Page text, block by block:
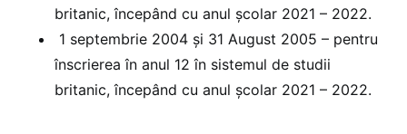
britanic, începând cu anul școlar 2021 – 2022.
1 septembrie 2004 și 31 August 2005 – pentru
înscrierea în anul 12 în sistemul de studii
britanic, începând cu anul școlar 2021 – 2022.